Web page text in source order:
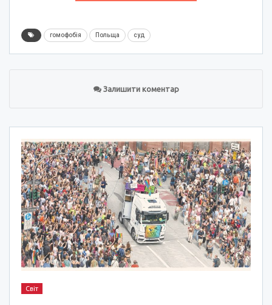
гомофобія Польща суд
Залишити коментар
Світ